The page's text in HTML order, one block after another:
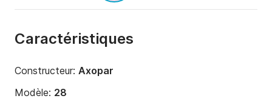
Caractéristiques
Constructeur: Axopar
Modèle: 28